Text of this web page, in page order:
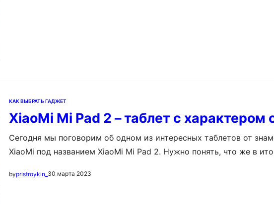
КАК ВЫБРАТЬ ГАДЖЕТ
XiaoMi Mi Pad 2 – таблет с характером
Сегодня мы поговорим об одном из интересных таблетов от
XiaoMi под названием XiaoMi Mi Pad 2. Нужно понять, что же в
компьютера, и есть ли вообще слабые. О внешних данных Ко
bypristroykin_ 30 марта 2023